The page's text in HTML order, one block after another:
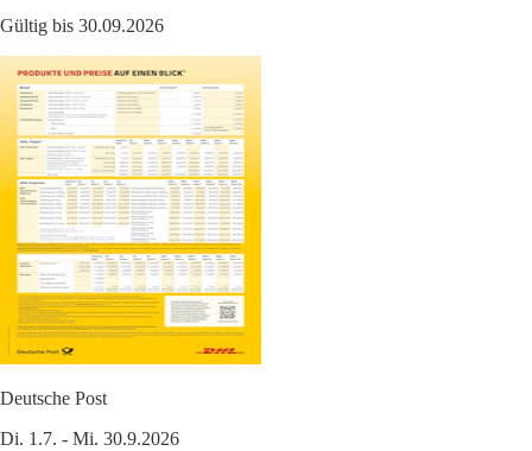
Gültig bis 30.09.2026
Deutsche Post
Di. 1.7. - Mi. 30.9.2026